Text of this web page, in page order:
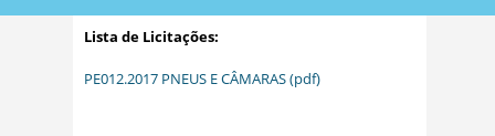
Lista de Licitações:
PE012.2017 PNEUS E CÂMARAS (pdf)